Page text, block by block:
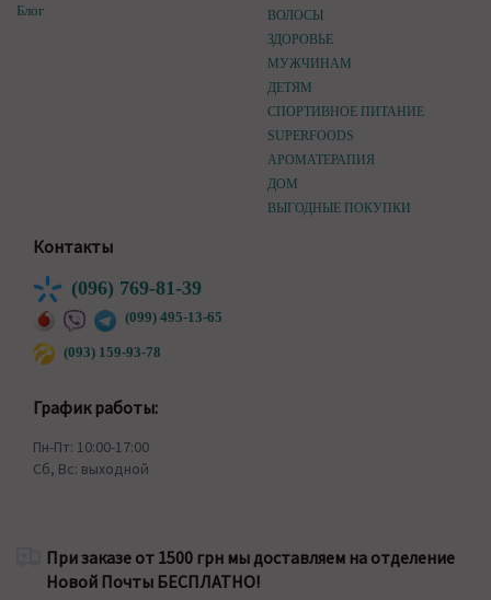
Блог
ВОЛОСЫ
ЗДОРОВЬЕ
МУЖЧИНАМ
ДЕТЯМ
СПОРТИВНОЕ ПИТАНИЕ
SUPERFOODS
АРОМАТЕРАПИЯ
ДОМ
ВЫГОДНЫЕ ПОКУПКИ
Контакты
(096) 769-81-39
(099) 495-13-65
(093) 159-93-78
График работы:
Пн-Пт: 10:00-17:00
Сб, Вс: выходной
При заказе от 1500 грн мы доставляем на отделение
Новой Почты БЕСПЛАТНО!